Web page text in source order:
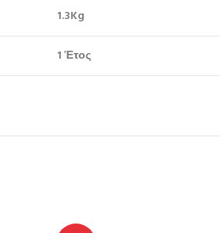
1.3Kg
1 Έτος